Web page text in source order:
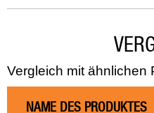
Vergleich mit ähnlichen
NAME DES PRODUKTES